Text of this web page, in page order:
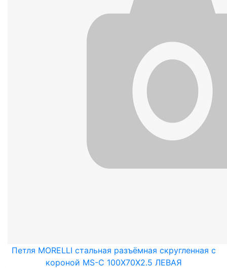
Петля MORELLI стальная разъёмная скругленная с
короной MS-C 100X70X2.5 ЛЕВАЯ